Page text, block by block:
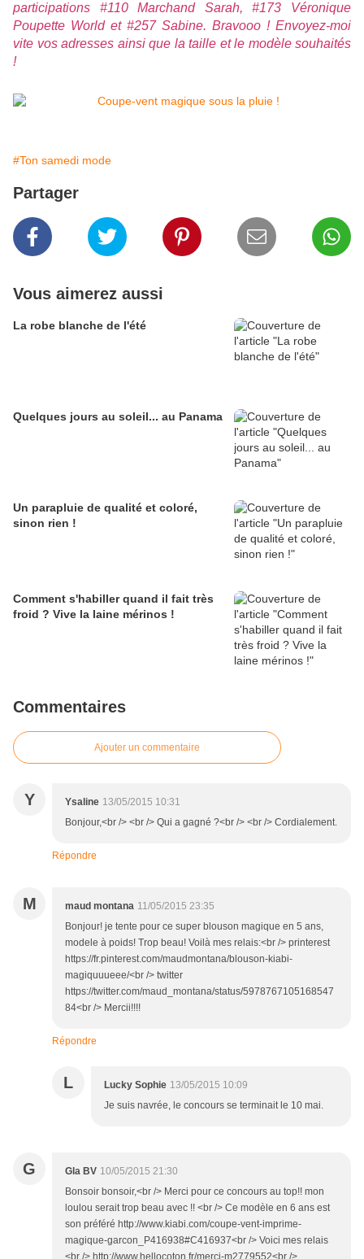
participations #110 Marchand Sarah, #173 Véronique
Poupette World et #257 Sabine. Bravooo ! Envoyez-moi
vite vos adresses ainsi que la taille et le modèle souhaités
!
#Ton samedi mode
Partager
Vous aimerez aussi
La robe blanche de l'été
Quelques jours au soleil... au Panama
Un parapluie de qualité et coloré,
sinon rien !
Comment s'habiller quand il fait très
froid ? Vive la laine mérinos !
Commentaires
Ajouter un commentaire
Y Ysaline 13/05/2015 10:31
Bonjour,<br /> <br /> Qui a gagné ?<br /> <br /> Cordialement.
Répondre
M maud montana 11/05/2015 23:35
Bonjour! je tente pour ce super blouson magique en 5 ans,
modele à poids! Trop beau! Voilà mes relais:<br /> printerest
https://fr.pinterest.com/maudmontana/blouson-kiabi-
magiquuueee/<br /> twitter
https://twitter.com/maud_montana/status/5978767105168547
84<br /> Mercii!!!!
Répondre
L Lucky Sophie 13/05/2015 10:09
Je suis navrée, le concours se terminait le 10 mai.
G Gla BV 10/05/2015 21:30
Bonsoir bonsoir,<br /> Merci pour ce concours au top!! mon
loulou serait trop beau avec !! <br /> Ce modèle en 6 ans est
son préféré http://www.kiabi.com/coupe-vent-imprime-
magique-garcon_P416938#C416937<br /> Voici mes relais
<br /> http://www.hellocoton.fr/merci-m2779552<br />